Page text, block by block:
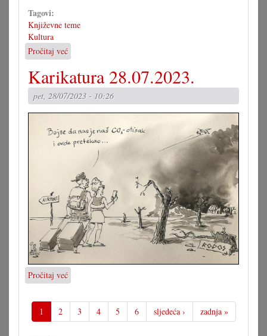
Tagovi:
Književne teme
Kultura
Pročitaj već
Otvaranje
čitaonice
Mariška
Karikatura 28.07.2023.
pet, 28/07/2023 - 10:26
Pročitaj već
Karikatura
28.07.2023.
1
2 3 4 5 6 sljedeća › zadnja »